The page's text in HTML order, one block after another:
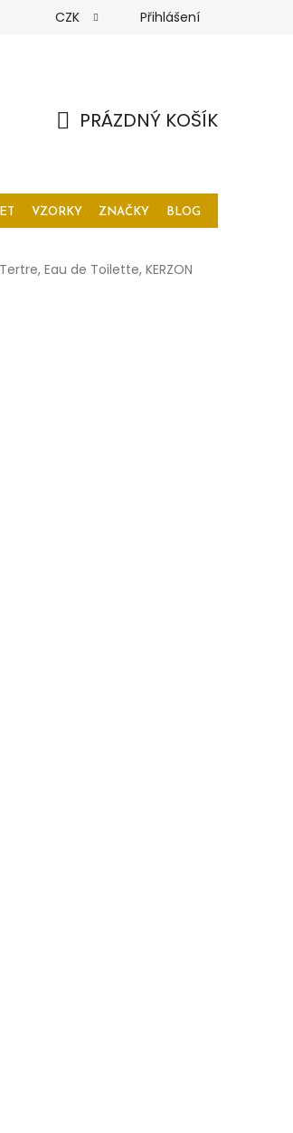
CZK Přihlášení
PRÁZDNÝ KOŠÍK
VZORKY ZNAČKY BLOG
Eau de Toilette, KERZON